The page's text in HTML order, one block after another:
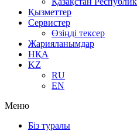
Қызметтер
Сервистер
Өзіңді тексер
Жарияланымдар
НҚА
KZ
RU
EN
Меню
Біз туралы